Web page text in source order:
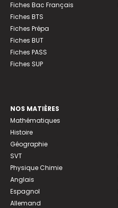
Fiches Bac Français
Fiches BTS
Fiches Prépa
Fiches BUT
Fiches PASS
Fiches SUP
NOS MATIÈRES
Mathématiques
Histoire
Géographie
SVT
Physique Chimie
Anglais
Espagnol
Allemand